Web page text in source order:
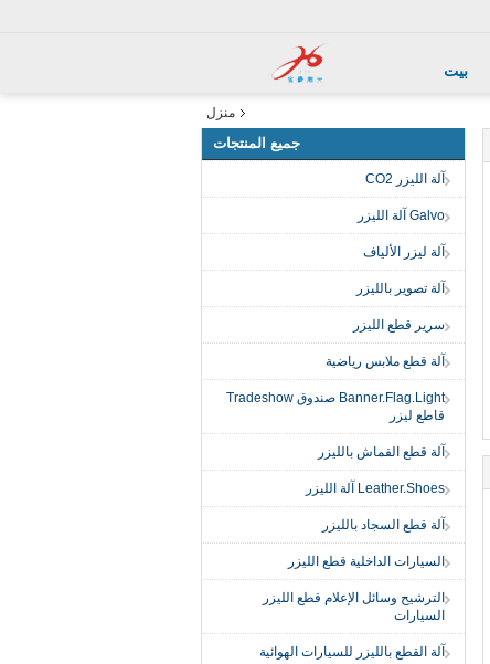
بيت
منزل
جميع المنتجات
آلة الليزر CO2
Galvo آلة الليزر
آلة ليزر الألياف
آلة تصوير بالليزر
سرير قطع الليزر
آلة قطع ملابس رياضية
Banner.Flag.Light صندوق Tradeshow
قاطع ليزر
آلة قطع القماش بالليزر
Leather.Shoes آلة الليزر
آلة قطع السجاد بالليزر
السيارات الداخلية قطع الليزر
الترشيح وسائل الإعلام قطع الليزر
السيارات
آلة القطع بالليزر للسيارات الهوائية